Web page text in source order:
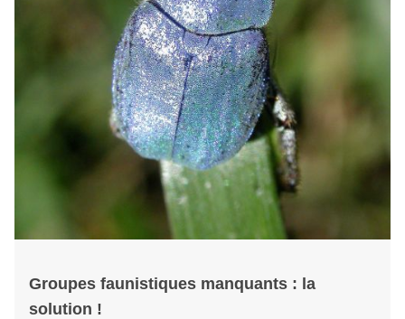
Groupes faunistiques manquants : la
solution !